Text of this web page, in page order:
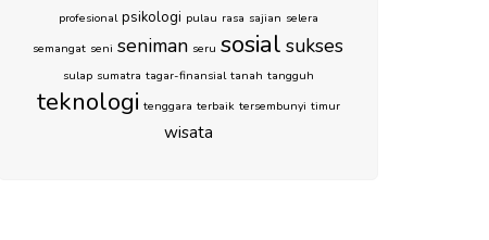
profesional psikologi pulau rasa sajian selera
semangat seni seniman seru sosial sukses
sulap sumatra tagar-finansial tanah tangguh
teknologi tenggara terbaik tersembunyi timur
wisata